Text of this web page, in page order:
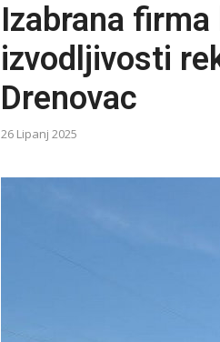
Izabrana
izvodljivosti
Drenovac
26 Lipanj 2025